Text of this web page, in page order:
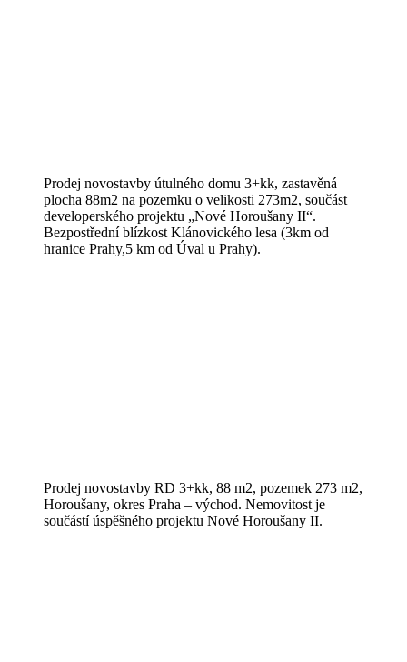
Prodej novostavby útulného domu 3+kk, zastavěná
plocha 88m2 na pozemku o velikosti 273m2, součást
developerského projektu „Nové Horoušany II“.
Bezpostřední blízkost Klánovického lesa (3km od
hranice Prahy,5 km od Úval u Prahy).
Prodej novostavby RD 3+kk, 88 m2, pozemek 273 m2,
Horoušany, okres Praha – východ. Nemovitost je
součástí úspěšného projektu Nové Horoušany II.